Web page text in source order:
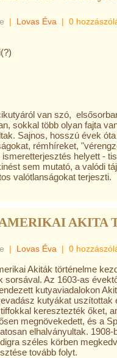
| Lovas Éva | 0
van szó,
sokkal több olyan fajta
Sajnos, hosszú évek
rémhíreket,
ismeretterjesztés helyett -
sem mutató, a valódi
valótlanságokat terjeszti.
AKITA
| Lovas Éva | 0
Akiták történelme
sorsával. Az 1603-as
kutyaviadalokon
kutyákat uszítottak
keresztezték őket,
megnövekedett, és a
elhalványultak.
széles körben
tovább folyt.